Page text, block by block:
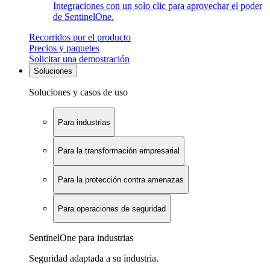
Integraciones con un solo clic para aprovechar el poder
de SentinelOne.
Recorridos por el producto
Precios y paquetes
Solicitar una demostración
Soluciones
Soluciones y casos de uso
Para industrias
Para la transformación empresarial
Para la protección contra amenazas
Para operaciones de seguridad
SentinelOne para industrias
Seguridad adaptada a su industria.